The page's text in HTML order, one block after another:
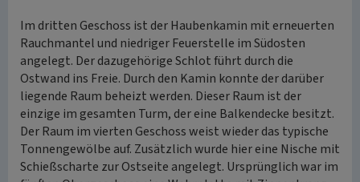
Im dritten Geschoss ist der Haubenkamin mit erneuerten
Rauchmantel und niedriger Feuerstelle im Südosten
angelegt. Der dazugehörige Schlot führt durch die
Ostwand ins Freie. Durch den Kamin konnte der darüber
liegende Raum beheizt werden. Dieser Raum ist der
einzige im gesamten Turm, der eine Balkendecke besitzt.
Der Raum im vierten Geschoss weist wieder das typische
Tonnengewölbe auf. Zusätzlich wurde hier eine Nische mit
Schießscharte zur Ostseite angelegt. Ursprünglich war im